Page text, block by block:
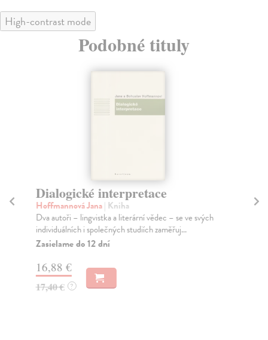
High-contrast mode
Podobné tituly
Dialogické interpretace
Hoffmannová Jana| Kniha
Dva autoři – lingvistka a literární vědec – se ve svých
individuálních i společných studiích zaměřuj...
Zasielame do 12 dní
16,88 €
17,40 € ?